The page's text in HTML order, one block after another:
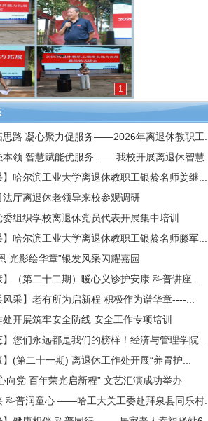
1
思路 凝心聚力促服务——2026年离退休教职工...
本领 智慧赋能优服务 ——我校开展离退休智慧...
】哈尔滨工业大学离退休教职工银龄名师姜继...
法厅离退休老领导来校参观调研
组织学校离退休党员代表开展集中培训
】哈尔滨工业大学离退休教职工银龄名师滕军...
光影绘华章”银发风采闪耀嘉园
】（第二十二期）暖心义诊护安康 科普讲座...
风采】老有所为启新程 积极作为谱华章----...
开展筑牢安全防线 安全工作专项培训
】您们永远都是我们的榜样！经济与管理学院...
】(第二十一期) 离退休工作处开展“养胃护...
向党 百年荣光启新程” 文艺汇演成功举办
科普润童心 ——哈工大关工委赴拜泉县同乐村...